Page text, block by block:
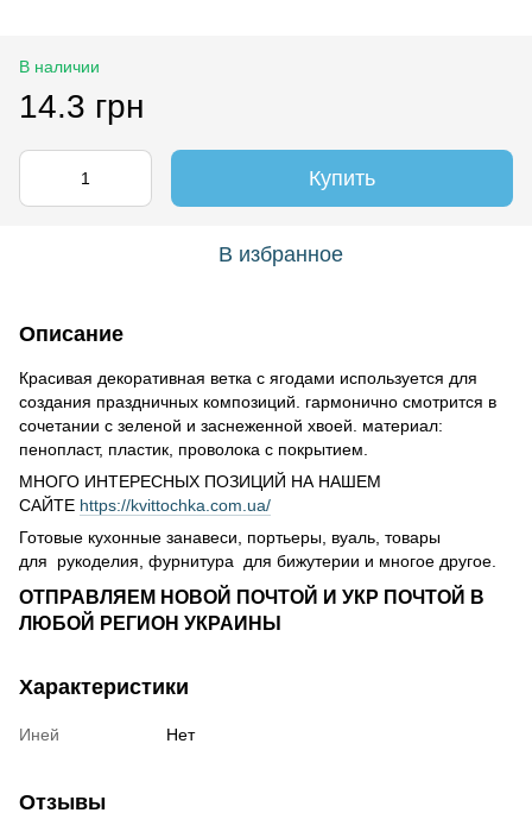
В наличии
14.3 грн
Купить
В избранное
Описание
Красивая декоративная ветка с ягодами используется для
создания праздничных композиций. гармонично смотрится в
сочетании с зеленой и заснеженной хвоей. материал:
пенопласт, пластик, проволока с покрытием.
МНОГО ИНТЕРЕСНЫХ ПОЗИЦИЙ НА НАШЕМ
САЙТЕ https://kvittochka.com.ua/
Готовые кухонные занавеси, портьеры, вуаль, товары
для рукоделия, фурнитура для бижутерии и многое другое.
ОТПРАВЛЯЕМ НОВОЙ ПОЧТОЙ И УКР ПОЧТОЙ В
ЛЮБОЙ РЕГИОН УКРАИНЫ
Характеристики
Иней Нет
Отзывы